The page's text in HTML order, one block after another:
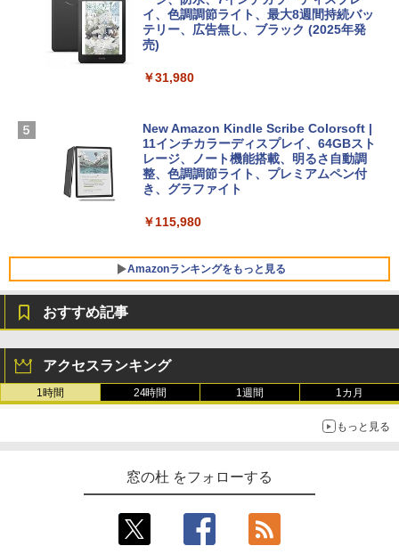
【Amazon.co.jp限定】 HP ノートパソコ
ン 15-fd 15.6インチ 16GBメモリ 512GB
SSD インテル Core 5
￥129,800
FMV ノートパソコン WE1-K3 (MS 365 P
ersonal/Copilotキー搭載/Win 11/15.6型/
Core i5/16GB/SSD 512GB/ホワイト) FM
VWK3E15W_AZ
￥3,200
ト): Java & Bedrock Edition | オンライ
￥3,600
FM TOWNS ハイパー・カタログ: 本体ハ
ェクトリストと最新エミュレータ紹介
イ、色調調節ライト、最大8週間持続バッ
テリー、広告無し、ブラック (2025年発
売)
￥31,980
New Amazon Kindle Scribe Colorsoft |
11インチカラーディスプレイ、64GBスト
レージ、ノート機能搭載、明るさ自動調
整、色調調節ライト、プレミアムペン付
き、グラファイト
￥115,980
Amazonランキングをもっと見る
おすすめ記事
アクセスランキング
1時間 24時間 1週間 1カ月
もっと見る
窓の杜 をフォローする